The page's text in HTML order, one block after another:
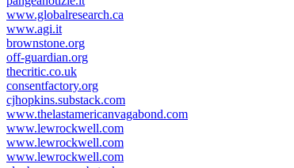
www.globalresearch.ca
www.agi.it
brownstone.org
off-guardian.org
thecritic.co.uk
consentfactory.org
cjhopkins.substack.com
www.thelastamericanvagabond.com
www.lewrockwell.com
www.lewrockwell.com
www.lewrockwell.com